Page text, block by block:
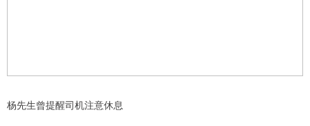
杨先生曾提醒司机注意休息